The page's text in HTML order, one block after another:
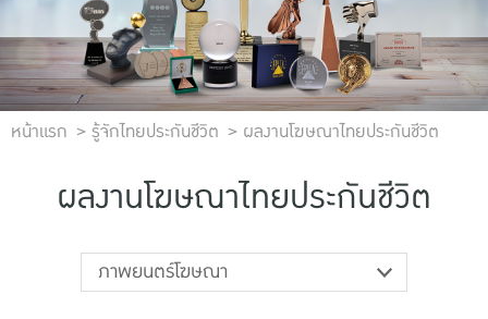
รู้จักไทยประกันชีวิต
นักลงทุนสัมพันธ์
เพื่อสังคมไทย
ติดต่อไทยประกันชีวิต
แบบประกันทั้งหมด
หน้าแรก รู้จักไทยประกันชีวิต ผลงานโฆษณาไทยประกันชีวิต
ผลงานโฆษณาไทยประกันชีวิต
ภาพยนตร์โฆษณา